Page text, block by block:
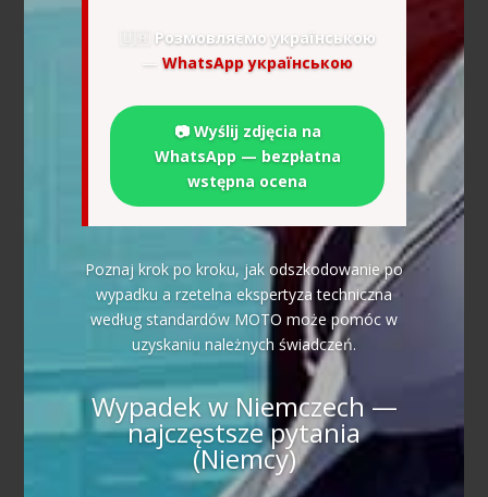
🇺🇦 Розмовляємо українською
— WhatsApp українською
📷 Wyślij zdjęcia na
WhatsApp — bezpłatna
wstępna ocena
Poznaj krok po kroku, jak odszkodowanie po
wypadku a rzetelna ekspertyza techniczna
według standardów MOTO może pomóc w
uzyskaniu należnych świadczeń.
Wypadek w Niemczech —
najczęstsze pytania
(Niemcy)